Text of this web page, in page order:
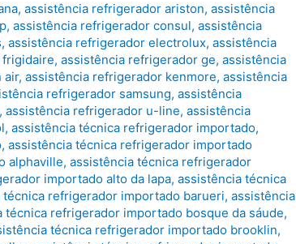
, assistência refrigerador ariston, assistência
, assistência refrigerador consul, assistência
, assistência refrigerador electrolux, assistência
, assistência refrigerador ge, assistência
air, assistência refrigerador kenmore, assistência
refrigerador samsung, assistência
, assistência refrigerador u-line, assistência
, assistência técnica refrigerador importado,
, assistência técnica refrigerador importado
alphaville, assistência técnica refrigerador
importado alto da lapa, assistência técnica
técnica refrigerador importado barueri, assistência
técnica refrigerador importado bosque da sáude,
técnica refrigerador importado brooklin,